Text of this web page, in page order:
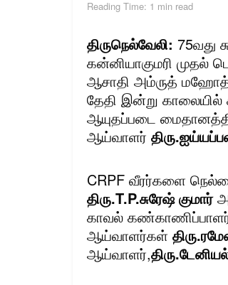
Reading Time: 1 min read
திருநெல்வேலி: 75வது
கன்னியாகுமரி முதல்
ஆசாதி அம்ருத்
தேதி இன்று
ஆயுதப்படை
ஆய்வாளர்
CRPF வீரர்களை
திரு.T.P.சுரேஷ் குமார்
காவல்
ஆய்வாளர்கள்
ஆய்வாளர்,